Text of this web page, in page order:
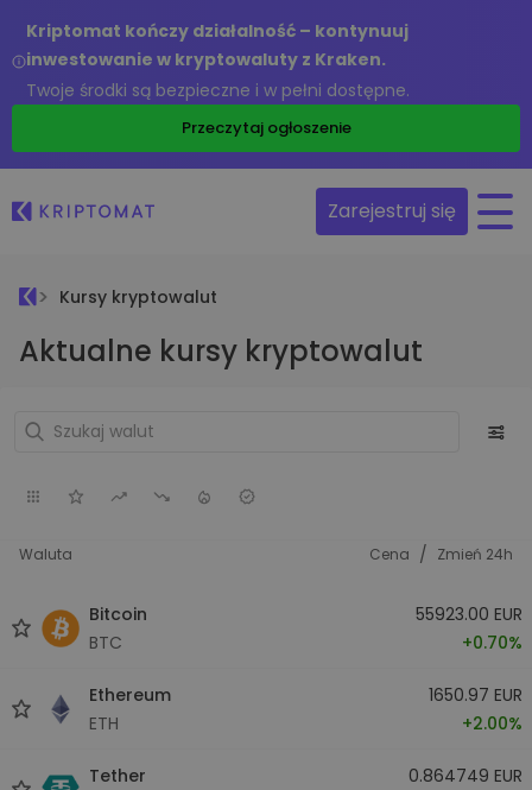
Kriptomat kończy działalność – kontynuuj
inwestowanie w kryptowaluty z Kraken.
Twoje środki są bezpieczne i w pełni dostępne.
Przeczytaj ogłoszenie
Zarejestruj się
Kursy kryptowalut
Aktualne kursy kryptowalut
Waluta Cena / Zmień 24h
Bitcoin
BTC
55923.00 EUR
+0.70%
Ethereum
ETH
1650.97 EUR
+2.00%
Tether
0.864749 EUR